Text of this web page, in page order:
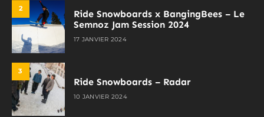
2
Ride Snowboards x BangingBees – Le
Semnoz Jam Session 2024
17 JANVIER 2024
3
Ride Snowboards – Radar
10 JANVIER 2024